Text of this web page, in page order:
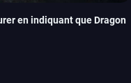
en indiquant que Dragon